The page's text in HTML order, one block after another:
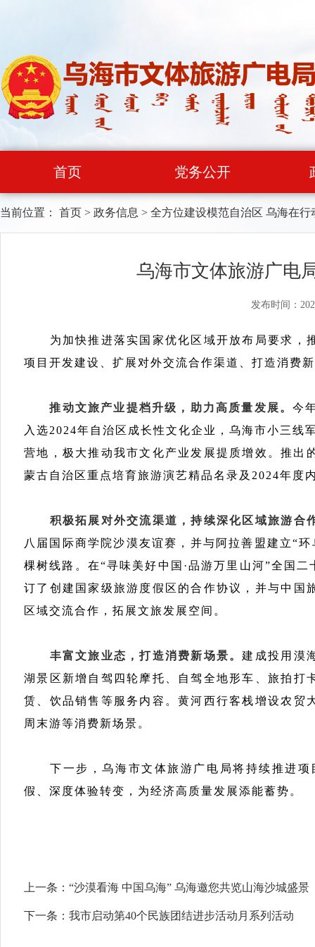
首页 党务公开
当前位置： 首页 > 政务信息 > 全方位建设模范自治区 乌海在行
乌海市文体旅游广电
发布时间：
为加快推进落实国家优化区域开放布局要求
项目开发建设、扩展对外交流合作渠道、打造消费
推动文旅产业提档升级，助力高质量发展。今
入选2024年自治区成长性文化企业，乌海市小三
营地，极大推动我市文化产业发展提质增效。推出
蒙古自治区重点培育旅游演艺精品名录及2024年度
积极拓展对外交流渠道，持续深化区域旅游合
八届国际商学院沙漠友谊赛，并与阿拉善盟建立“
棵树线路。在“寻味美好中国·品游万里山河”全国
订了创建国家级旅游度假区的合作协议，并与中
区域交流合作，拓展文旅发展空间。
丰富文旅业态，打造消费新场景。建成投用漠
湖景区新增自驾四轮摩托、自驾全地形车、旅拍
赁、饮品销售等服务内容。黄河西行客栈增设农
周末游等消费新场景。
下一步，乌海市文体旅游广电局将持续推进
假、深度体验转变，为经济高质量发展添能蓄势。
上一条： “沙漠看海 中国乌海” 乌海邀您共览山海沙城盛景
下一条： 我市启动第40个民族团结进步活动月系列活动